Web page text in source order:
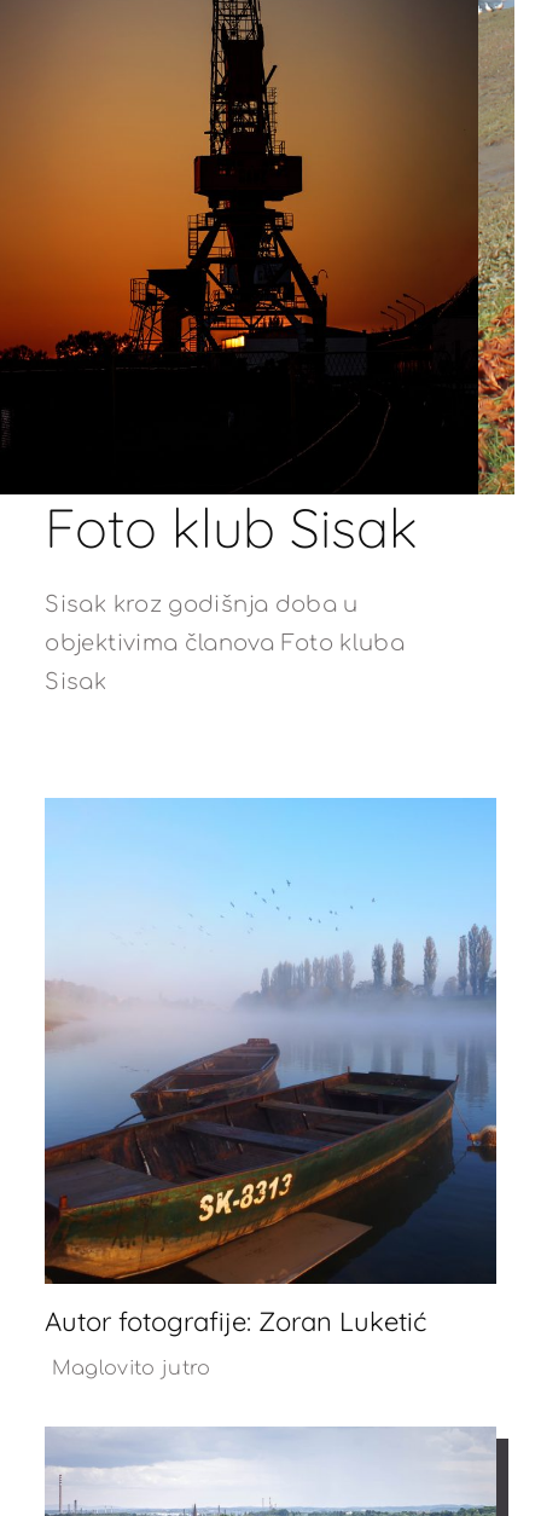
Foto klub Sisak
Sisak kroz godišnja doba u
objektivima članova Foto kluba
Sisak
Autor fotografije: Zoran Luketić
Maglovito jutro